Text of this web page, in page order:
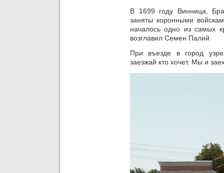
В 1699 году Винница,
заняты коронными
началось одно из самых
возглавил Семен Палий.
При въезде в город
заезжай кто хочет. Мы и